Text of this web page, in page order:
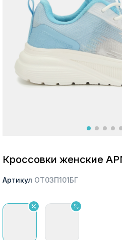
Кроссовки женские
Артикул ОТ03П101БГ